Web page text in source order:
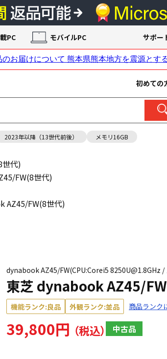
初めての
2023年以降（13世代前後） メモリ16GB
PC モバイルPC サポー
代)
FW(8世代)
AZ45/FW(8世代)
dynabook AZ45/FW(CPU:Corei5 8250U@1.8GHz /
東芝 dynabook AZ45/
機能ランク:良品 外観ランク:並品 商品ランク
39,800円 中古品